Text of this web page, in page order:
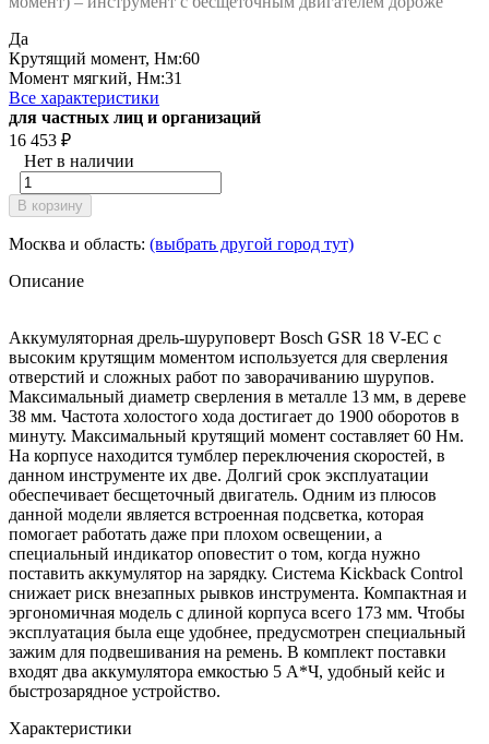
Да
Крутящий момент, Нм:60
Момент мягкий, Нм:31
Все характеристики
для частных лиц и организаций
16 453 ₽
Нет в наличии
В корзину
Москва и область: (выбрать другой город тут)
Описание
Аккумуляторная дрель-шуруповерт Bosch GSR 18 V-EC с
высоким крутящим моментом используется для сверления
отверстий и сложных работ по заворачиванию шурупов.
Максимальный диаметр сверления в металле 13 мм, в дереве
38 мм. Частота холостого хода достигает до 1900 оборотов в
минуту. Максимальный крутящий момент составляет 60 Нм.
На корпусе находится тумблер переключения скоростей, в
данном инструменте их две. Долгий срок эксплуатации
обеспечивает бесщеточный двигатель. Одним из плюсов
данной модели является встроенная подсветка, которая
помогает работать даже при плохом освещении, а
специальный индикатор оповестит о том, когда нужно
поставить аккумулятор на зарядку. Система Kickback Control
снижает риск внезапных рывков инструмента. Компактная и
эргономичная модель с длиной корпуса всего 173 мм. Чтобы
эксплуатация была еще удобнее, предусмотрен специальный
зажим для подвешивания на ремень. В комплект поставки
входят два аккумулятора емкостью 5 А*Ч, удобный кейс и
быстрозарядное устройство.
Характеристики